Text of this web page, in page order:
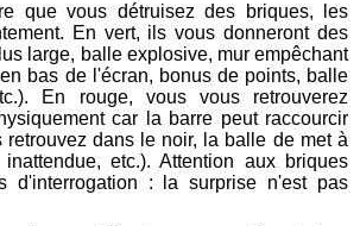
que vous détruisez des briques, les
En vert, ils vous donneront des
large, balle explosive, mur empêchant
bas de l'écran, bonus de points, balle
En rouge, vous vous retrouverez
car la barre peut raccourcir
dans le noir, la balle de met à
etc.). Attention aux briques
d'interrogation : la surprise n'est pas